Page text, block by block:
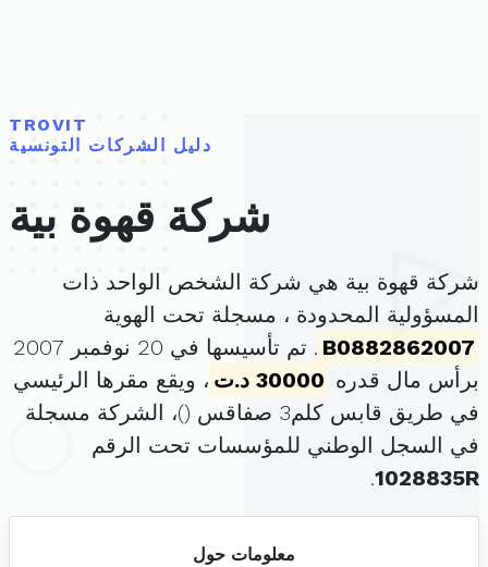
TROVIT
دليل الشركات التونسية
شركة قهوة بية
شركة قهوة بية هي شركة الشخص الواحد ذات
المسؤولية المحدودة ، مسجلة تحت الهوية
B0882862007
. تم تأسيسها في 20 نوفمبر 2007
برأس مال قدره 30000 د.ت
، ويقع مقرها الرئيسي
في طريق قابس كلم3 صفاقس (
)، الشركة مسجلة
في السجل الوطني للمؤسسات تحت الرقم
1028835R
.
معلومات حول